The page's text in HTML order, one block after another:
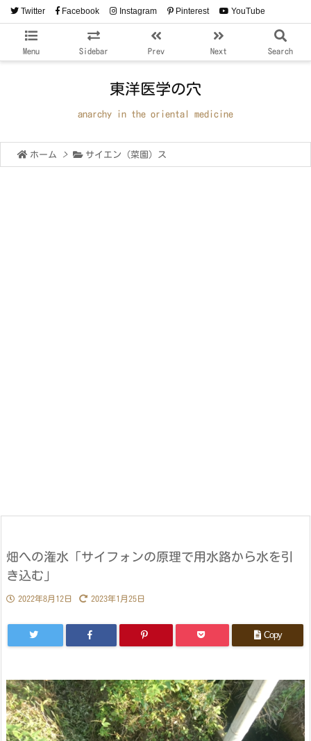
Menu Sidebar Prev Next Search
Twitter Facebook Instagram Pinterest YouTube
RSS
東洋医学の穴
anarchy in the oriental medicine
ホーム > サイエン（菜園）ス
畑への潅水「サイフォンの原理で用水路から水を引
き込む」
2022年8月12日 2023年1月25日
Copy